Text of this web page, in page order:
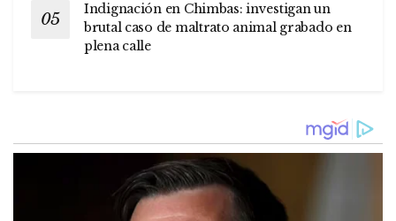
Indignación en Chimbas: investigan un
brutal caso de maltrato animal grabado en
plena calle